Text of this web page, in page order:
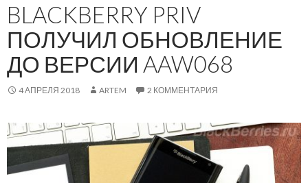
BLACKBERRY PRIV
ПОЛУЧИЛ ОБНОВЛЕНИЕ
ДО ВЕРСИИ AAW068
4 АПРЕЛЯ 2018 ARTEM 2 КОММЕНТАРИЯ